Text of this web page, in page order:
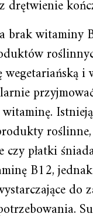
drętwienie
brak witaminy
wegetariańską i
czy płatki
B12,
do